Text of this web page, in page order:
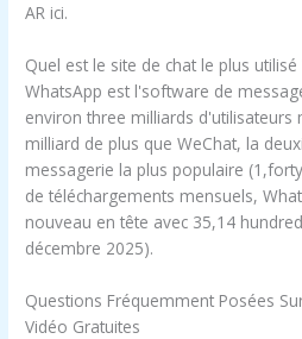
AR ici.
Quel est le site de chat le plus utilisé
WhatsApp est l'software de
environ three milliards d'utilisateurs
milliard de plus que WeChat, la
messagerie la plus populaire
de téléchargements mensuels,
nouveau en tête avec 35,14
décembre 2025).
Questions Fréquemment Posées
Vidéo Gratuites